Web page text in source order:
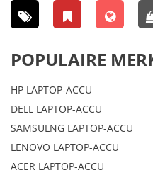
POPULAIRE
HP LAPTOP-ACCU
DELL LAPTOP-ACCU
SAMSULNG LAPTOP-ACCU
LENOVO LAPTOP-ACCU
ACER LAPTOP-ACCU